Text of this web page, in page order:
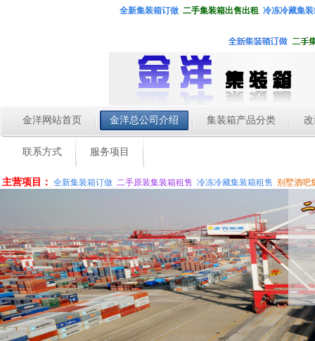
全新集装箱订做 二手集装箱出售出租 冷冻冷藏集
金洋网站首页 金洋总公司介绍 集装箱产品分类
联系方式 服务项目
主营项目： 全新集装箱订做 二手原装集装箱租售 冷冻冷藏集装箱租售 别墅酒吧